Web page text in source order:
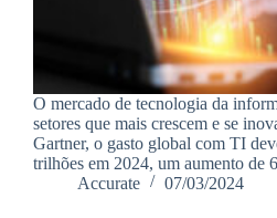
O mercado de tecnologia da
setores que mais crescem e se
Gartner, o gasto global com TI
trilhões em 2024, um aumento de
Accurate
07/03/2024